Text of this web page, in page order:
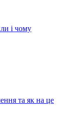
і чому
та як на це